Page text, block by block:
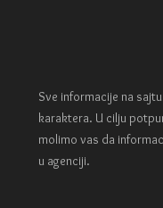
Sve informacije na
karaktera. U cilju
molimo vas da
u agenciji.